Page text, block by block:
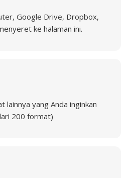
Google Drive, Dropbox,
ke halaman ini.
lainnya yang Anda inginkan
200 format)